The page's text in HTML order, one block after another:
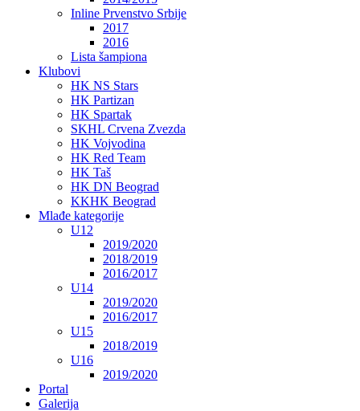
Inline Prvenstvo Srbije
2017
2016
Lista šampiona
Klubovi
HK NS Stars
HK Partizan
HK Spartak
SKHL Crvena Zvezda
HK Vojvodina
HK Red Team
HK Taš
HK DN Beograd
KKHK Beograd
Mlađe kategorije
U12
2019/2020
2018/2019
2016/2017
U14
2019/2020
2016/2017
U15
2018/2019
U16
2019/2020
Portal
Galerija